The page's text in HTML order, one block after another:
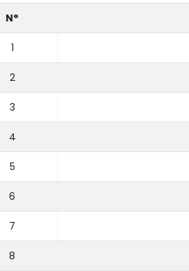
N°
1
2
3
4
5
6
7
8